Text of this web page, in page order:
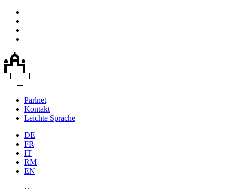
Parlnet
Kontakt
Leichte Sprache
DE
FR
IT
RM
EN